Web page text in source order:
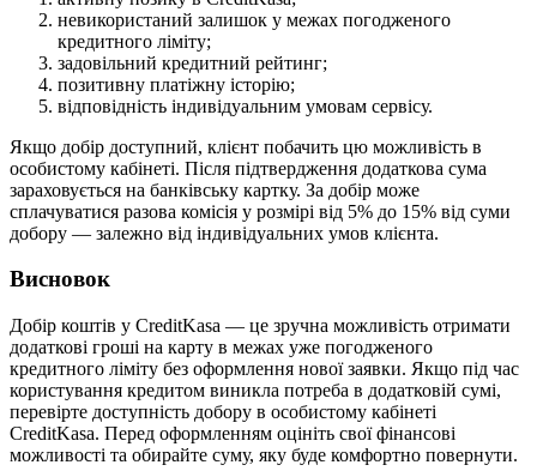
невикористаний залишок у межах погодженого
кредитного ліміту;
задовільний кредитний рейтинг;
позитивну платіжну історію;
відповідність індивідуальним умовам сервісу.
Якщо добір доступний, клієнт побачить цю можливість в
особистому кабінеті. Після підтвердження додаткова сума
зараховується на банківську картку. За добір може
сплачуватися разова комісія у розмірі від 5% до 15% від суми
добору — залежно від індивідуальних умов клієнта.
Висновок
Добір коштів у CreditKasa — це зручна можливість отримати
додаткові гроші на карту в межах уже погодженого
кредитного ліміту без оформлення нової заявки. Якщо під час
користування кредитом виникла потреба в додатковій сумі,
перевірте доступність добору в особистому кабінеті
CreditKasa. Перед оформленням оцініть свої фінансові
можливості та обирайте суму, яку буде комфортно повернути.